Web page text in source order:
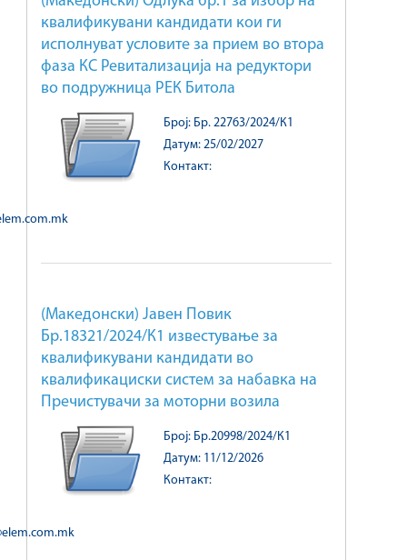
квалификувани кандидати кои ги
исполнуват условите за прием во втора
фаза КС Ревитализација на редуктори
во подружница РЕК Битола
Број: Бр. 22763/2024/К1
Датум: 25/02/2027
Контакт:
(Македонски) Јавен Повик
Бр.18321/2024/К1 известување за
квалификувани кандидати во
квалификациски систем за набавка на
Пречистувачи за моторни возила
Број: Бр.20998/2024/К1
Датум: 11/12/2026
Контакт: